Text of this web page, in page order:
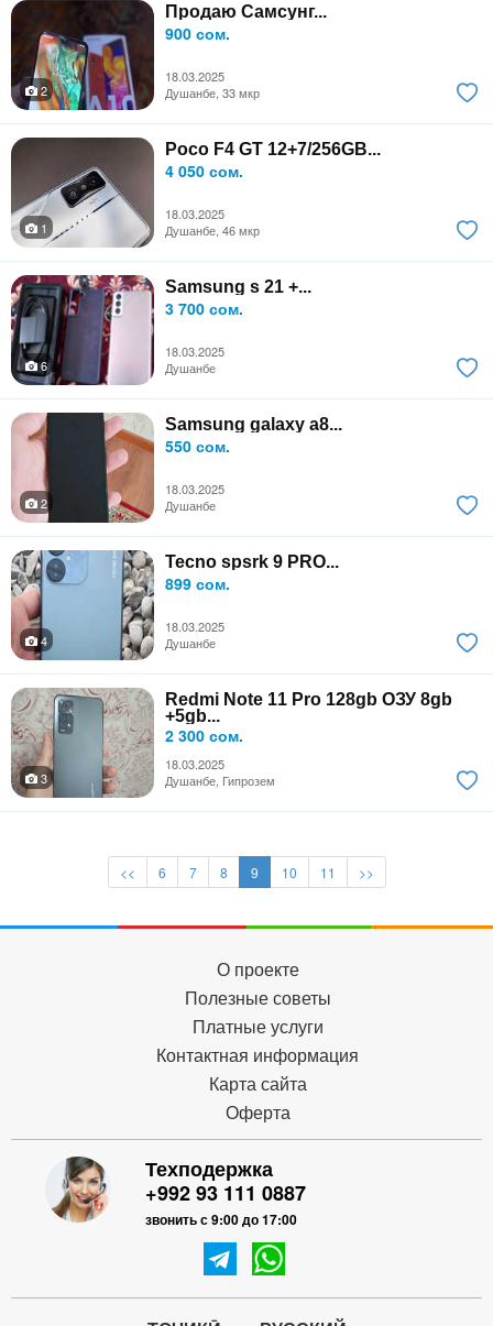
Продаю Самсунг...
900 сом.
18.03.2025
2
Душанбе, 33 мкр
Poco F4 GT 12+7/256GB...
4 050 сом.
18.03.2025
1
Душанбе, 46 мкр
Samsung s 21 +...
3 700 сом.
18.03.2025
6
Душанбе
Samsung galaxy a8...
550 сом.
18.03.2025
2
Душанбе
Tecno spsrk 9 PRO...
899 сом.
18.03.2025
4
Душанбе
Redmi Note 11 Pro 128gb ОЗУ 8gb
+5gb...
2 300 сом.
18.03.2025
3
Душанбе, Гипрозем
<< 6 7 8 9 10 11 >>
О проекте
Полезные советы
Платные услуги
Контактная информация
Карта сайта
Оферта
Техподержка
+992 93 111 0887
звонить с 9:00 до 17:00